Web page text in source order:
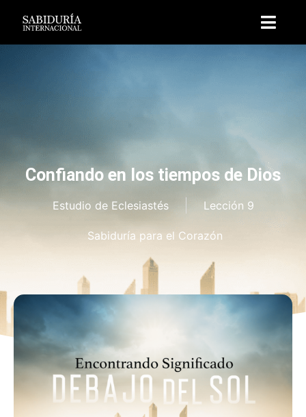
Confiando en los tiempos de Dios
Estudio de Eclesiastés Lección 9
Sabiduría para el Corazón